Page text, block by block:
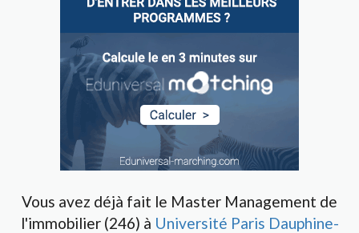
Vous avez déjà fait le Master Management de
l'immobilier (246) à Université Paris Dauphine-